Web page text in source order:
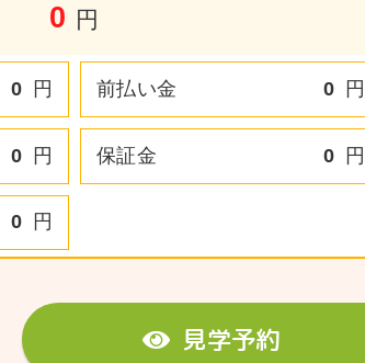
0 円
0 円 前払い金 0 円
0 円 保証金 0 円
0 円
見学予約